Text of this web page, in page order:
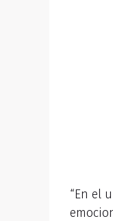
“En el